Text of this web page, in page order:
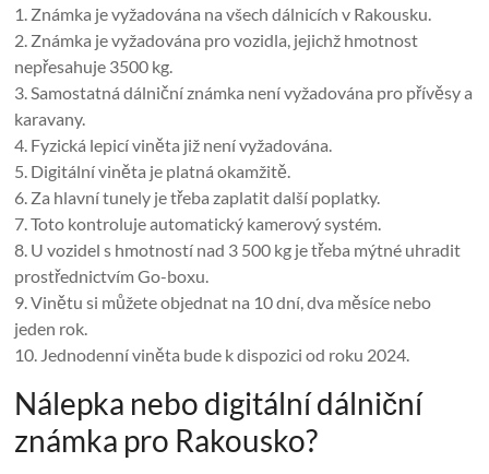
1. Známka je vyžadována na všech dálnicích v Rakousku.
2. Známka je vyžadována pro vozidla, jejichž hmotnost
nepřesahuje 3500 kg.
3. Samostatná dálniční známka není vyžadována pro přívěsy a
karavany.
4. Fyzická lepicí viněta již není vyžadována.
5. Digitální viněta je platná okamžitě.
6. Za hlavní tunely je třeba zaplatit další poplatky.
7. Toto kontroluje automatický kamerový systém.
8. U vozidel s hmotností nad 3 500 kg je třeba mýtné uhradit
prostřednictvím Go-boxu.
9. Vinětu si můžete objednat na 10 dní, dva měsíce nebo
jeden rok.
10. Jednodenní viněta bude k dispozici od roku 2024.
Nálepka nebo digitální dálniční
známka pro Rakousko?